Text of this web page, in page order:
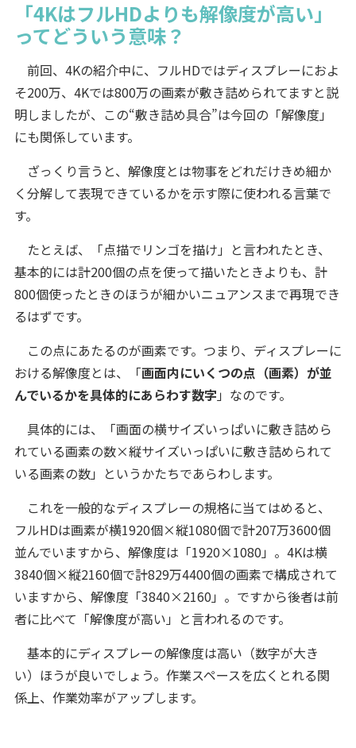
「4KはフルHDよりも解像度が高い」
ってどういう意味？
前回、4Kの紹介中に、フルHDではディスプレーにおよ
そ200万、4Kでは800万の画素が敷き詰められてますと説
明しましたが、この“敷き詰め具合”は今回の「解像度」
にも関係しています。
ざっくり言うと、解像度とは物事をどれだけきめ細か
く分解して表現できているかを示す際に使われる言葉で
す。
たとえば、「点描でリンゴを描け」と言われたとき、
基本的には計200個の点を使って描いたときよりも、計
800個使ったときのほうが細かいニュアンスまで再現でき
るはずです。
この点にあたるのが画素です。つまり、ディスプレーに
おける解像度とは、「画面内にいくつの点（画素）が並
んでいるかを具体的にあらわす数字 」なのです。
具体的には、「画面の横サイズいっぱいに敷き詰めら
れている画素の数×縦サイズいっぱいに敷き詰められて
いる画素の数」というかたちであらわします。
これを一般的なディスプレーの規格に当てはめると、
フルHDは画素が横1920個×縦1080個で計207万3600個
並んでいますから、解像度は「1920×1080」。4Kは横
3840個×縦2160個で計829万4400個の画素で構成されて
いますから、解像度「3840×2160」。ですから後者は前
者に比べて「解像度が高い」と言われるのです。
基本的にディスプレーの解像度は高い（数字が大き
い）ほうが良いでしょう。作業スペースを広くとれる関
係上、作業効率がアップします。